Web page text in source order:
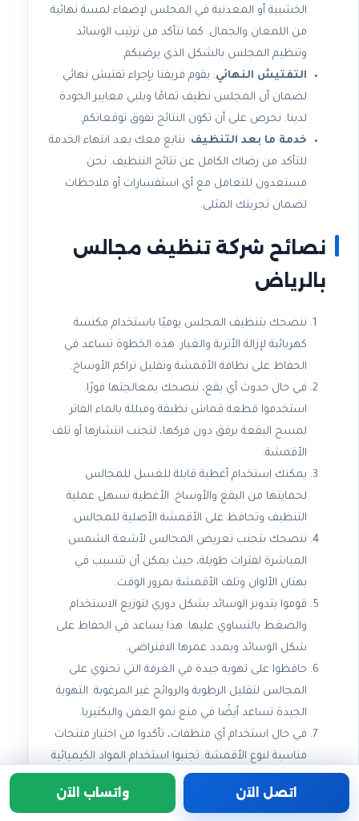
الخشبية أو المعدنية في المجلس لإضفاء لمسة نهائية
من اللمعان والجمال. كما نتأكد من ترتيب الوسائد
وتنظيم المجلس بالشكل الذي يرضيكم.
التفتيش النهائي: يقوم فريقنا بإجراء تفتيش نهائي
لضمان أن المجلس نظيف تمامًا ويلبي معايير الجودة
لدينا. نحرص على أن تكون النتائج تفوق توقعاتكم.
خدمة ما بعد التنظيف: نتابع معك بعد انتهاء الخدمة
للتأكد من رضاك الكامل عن نتائج التنظيف. نحن
مستعدون للتعامل مع أي استفسارات أو ملاحظات
لضمان تجربتك المثلى.
نصائح شركة تنظيف مجالس
بالرياض
ننصحك بتنظيف المجلس يوميًا باستخدام مكنسة
كهربائية لإزالة الأتربة والغبار. هذه الخطوة تساعد في
الحفاظ على نظافة الأقمشة وتقليل تراكم الأوساخ.
في حال حدوث أي بقع، ننصحك بمعالجتها فورًا.
استخدموا قطعة قماش نظيفة ومبللة بالماء الفاتر
لمسح البقعة برفق دون فركها، لتجنب انتشارها أو تلف
الأقمشة.
يمكنك استخدام أغطية قابلة للغسل للمجالس
لحمايتها من البقع والأوساخ. الأغطية تسهل عملية
التنظيف وتحافظ على الأقمشة الأصلية للمجالس.
ننصحك بتجنب تعريض المجالس لأشعة الشمس
المباشرة لفترات طويلة، حيث يمكن أن تتسبب في
بهتان الألوان وتلف الأقمشة بمرور الوقت.
قوموا بتدوير الوسائد بشكل دوري لتوزيع الاستخدام
والضغط بالتساوي عليها. هذا يساعد في الحفاظ على
شكل الوسائد ويمدد عمرها الافتراضي.
حافظوا على تهوية جيدة في الغرفة التي تحتوي على
المجالس لتقليل الرطوبة والروائح غير المرغوبة. التهوية
الجيدة تساعد أيضًا في منع نمو العفن والبكتيريا.
في حال استخدام أي منظفات، تأكدوا من اختيار منتجات
مناسبة لنوع الأقمشة. تجنبوا استخدام المواد الكيميائية
القوية التي قد تتسبب في تلف الأقمشة أو تغير لونها.
ننصحك بجدولة تنظيف احترافي للمجالس بشكل دوري،
اتصل الآن واتساب الآن